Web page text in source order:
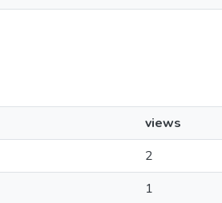
views
2
1